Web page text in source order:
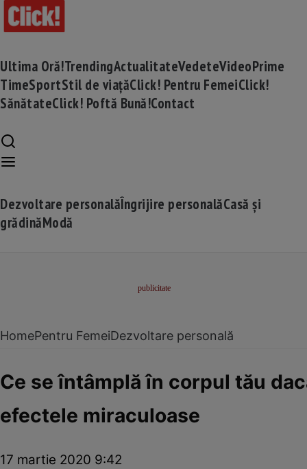
Ultima Oră!TrendingActualitateVedeteVideoPrime
TimeSportStil de viațăClick! Pentru FemeiClick!
SănătateClick! Poftă Bună!Contact
Dezvoltare personalăÎngrijire personalăCasă și
grădinăModă
HomePentru FemeiDezvoltare personală
Ce se întâmplă în corpul tău
efectele miraculoase
17 martie 2020 9:42